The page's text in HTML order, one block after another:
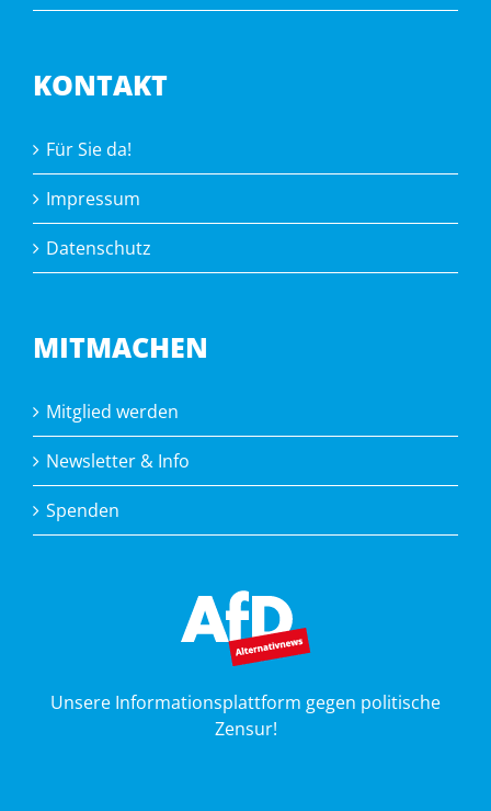
KONTAKT
Für Sie da!
Impressum
Datenschutz
MITMACHEN
Mitglied werden
Newsletter & Info
Spenden
Unsere Informationsplattform gegen politische
Zensur!